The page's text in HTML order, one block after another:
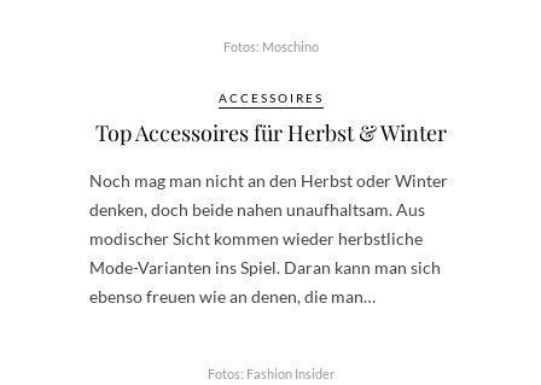
Fotos: Moschino
ACCESSOIRES
Top Accessoires für Herbst & Winter
Noch mag man nicht an den Herbst oder Winter
denken, doch beide nahen unaufhaltsam. Aus
modischer Sicht kommen wieder herbstliche
Mode-Varianten ins Spiel. Daran kann man sich
ebenso freuen wie an denen, die man…
Fotos: Fashion Insider